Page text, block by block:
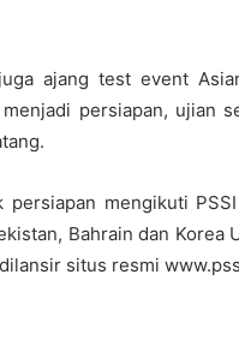
ajang test event
persiapan, ujian
mengikuti
Bahrain dan Korea
situs resmi